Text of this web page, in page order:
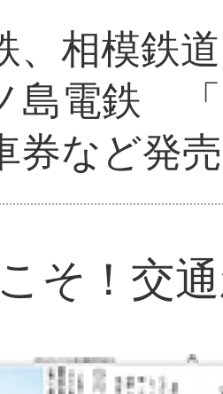
、相模鉄
島電鉄
券など発売
そ！交